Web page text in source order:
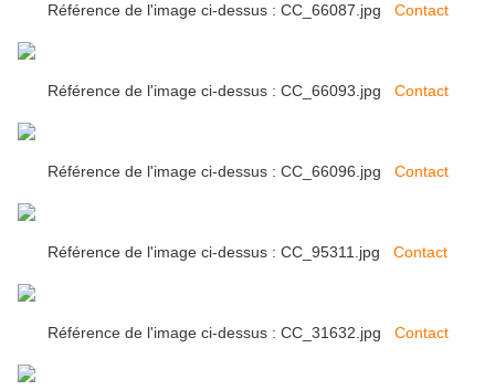
Référence de l'image ci-dessus : CC_66087.jpg Contact
Référence de l'image ci-dessus : CC_66093.jpg Contact
Référence de l'image ci-dessus : CC_66096.jpg Contact
Référence de l'image ci-dessus : CC_95311.jpg Contact
Référence de l'image ci-dessus : CC_31632.jpg Contact